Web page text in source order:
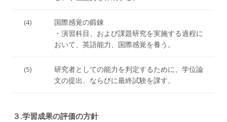
(4)
国際感覚の鍛錬
・演習科目、および課題研究を実施する過程に
おいて、英語能力、国際感覚を養う。
(5)
研究者としての能力を判定するために、学位論
文の提出、ならびに最終試験を課す。
３.学習成果の評価の方針